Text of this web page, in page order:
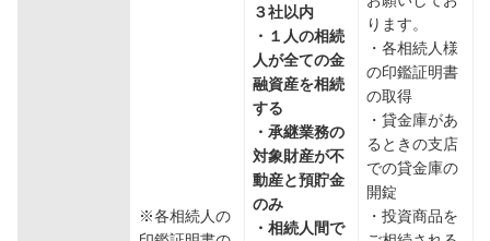
※各相続人の
３社以内
・１人の相続
人が全ての金
融資産を相続
する
・承継業務の
対象財産が不
動産と預貯金
のみ
・相続人間で
ります。
・各相続人様
の印鑑証明書
の取得
・貸金庫があ
るときの支店
での貸金庫の
開錠
・投資商品を